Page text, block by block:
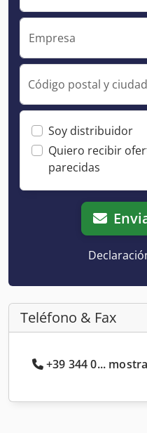
Empresa
Código postal y ciudad
Soy distribuidor
Quiero recibir
parecidas
Teléfono & Fax
+39 344 0...